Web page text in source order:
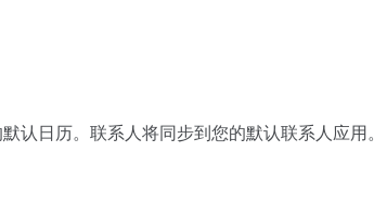
认日历。联系人将同步到您的默认联系人应用。